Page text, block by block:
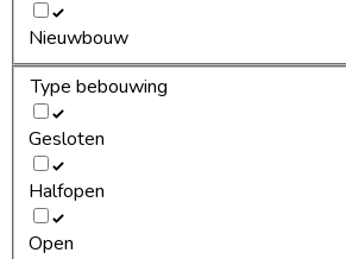
Nieuwbouw
Type bebouwing
Gesloten
Halfopen
Open